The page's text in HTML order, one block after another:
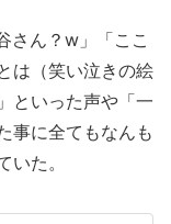
さん？w」「ここ
は（笑い泣きの絵
といった声や「一
事に全てもなんも
た。